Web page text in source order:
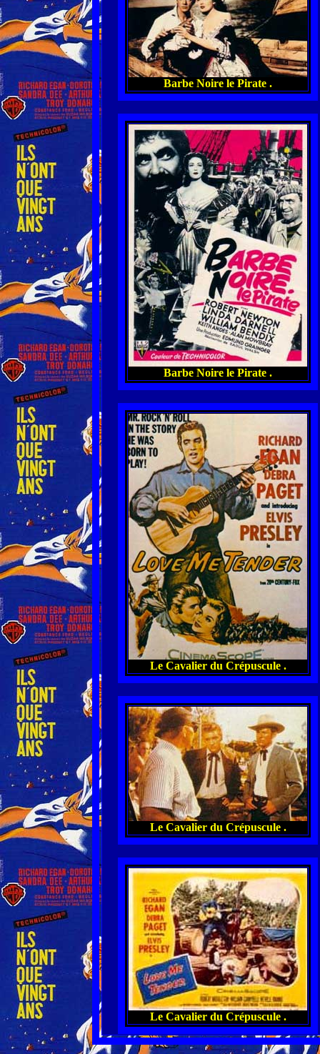
Barbe Noire le Pirate .
Barbe Noire le Pirate .
Le Cavalier du Crépuscule .
Le Cavalier du Crépuscule .
Le Cavalier du Crépuscule .